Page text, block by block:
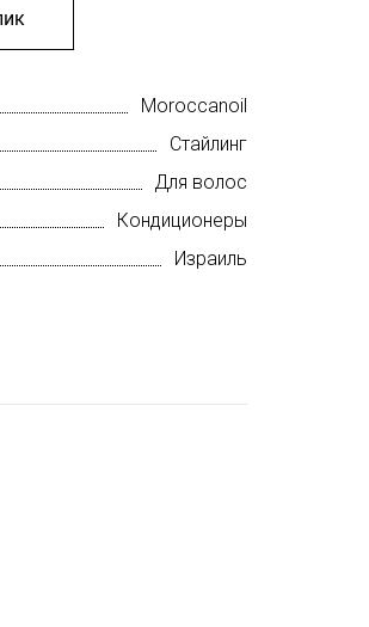
Moroccanoil
Стайлинг
Для волос
Кондиционеры
Израиль